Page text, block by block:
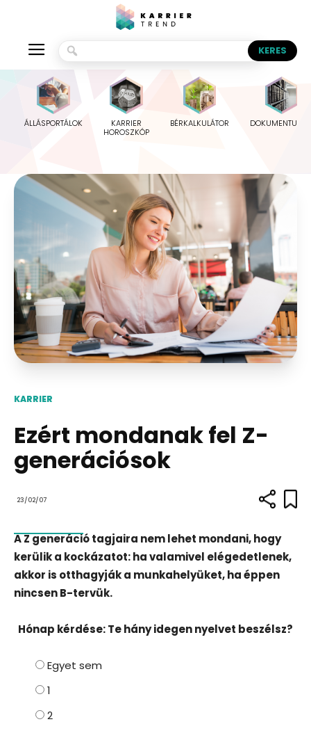
ÁLLÁSPORTÁLOK
KARRIER
HOROSZKÓP
BÉRKALKULÁTOR
KARRIER
Ezért mondanak fel Z-
generációsok
23/02/07
A Z generáció tagjaira nem lehet mondani, hogy
kerülik a kockázatot: ha valamivel elégedetlenek,
akkor is otthagyják a munkahelyüket, ha éppen
nincsen B-tervük.
Hónap kérdése: Te hány idegen nyelvet beszélsz?
Egyet sem
1
2